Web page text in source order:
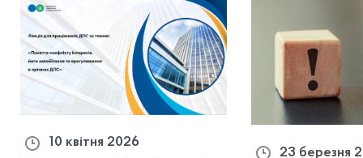
10 квітня 2026
23 березня